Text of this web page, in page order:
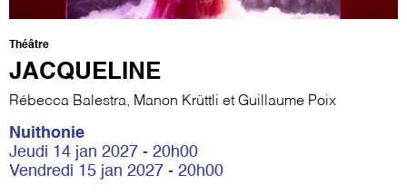
Théâtre
JACQUELINE
Rébecca Balestra, Manon Krüttli et Guillaume Poix
Nuithonie
Jeudi 14 jan 2027 - 20h00
Vendredi 15 jan 2027 - 20h00